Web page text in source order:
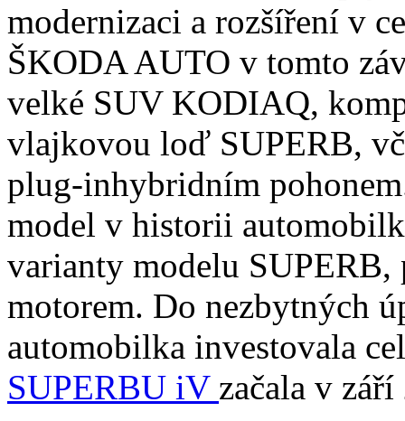
modernizaci a rozšíření v
ŠKODA AUTO v tomto
velké SUV KODIAQ,
vlajkovou loď SUPERB,
plug-inhybridním
model v historii
varianty modelu SUPERB,
motorem. Do nezbytných
automobilka investovala
SUPERBU iV začala v